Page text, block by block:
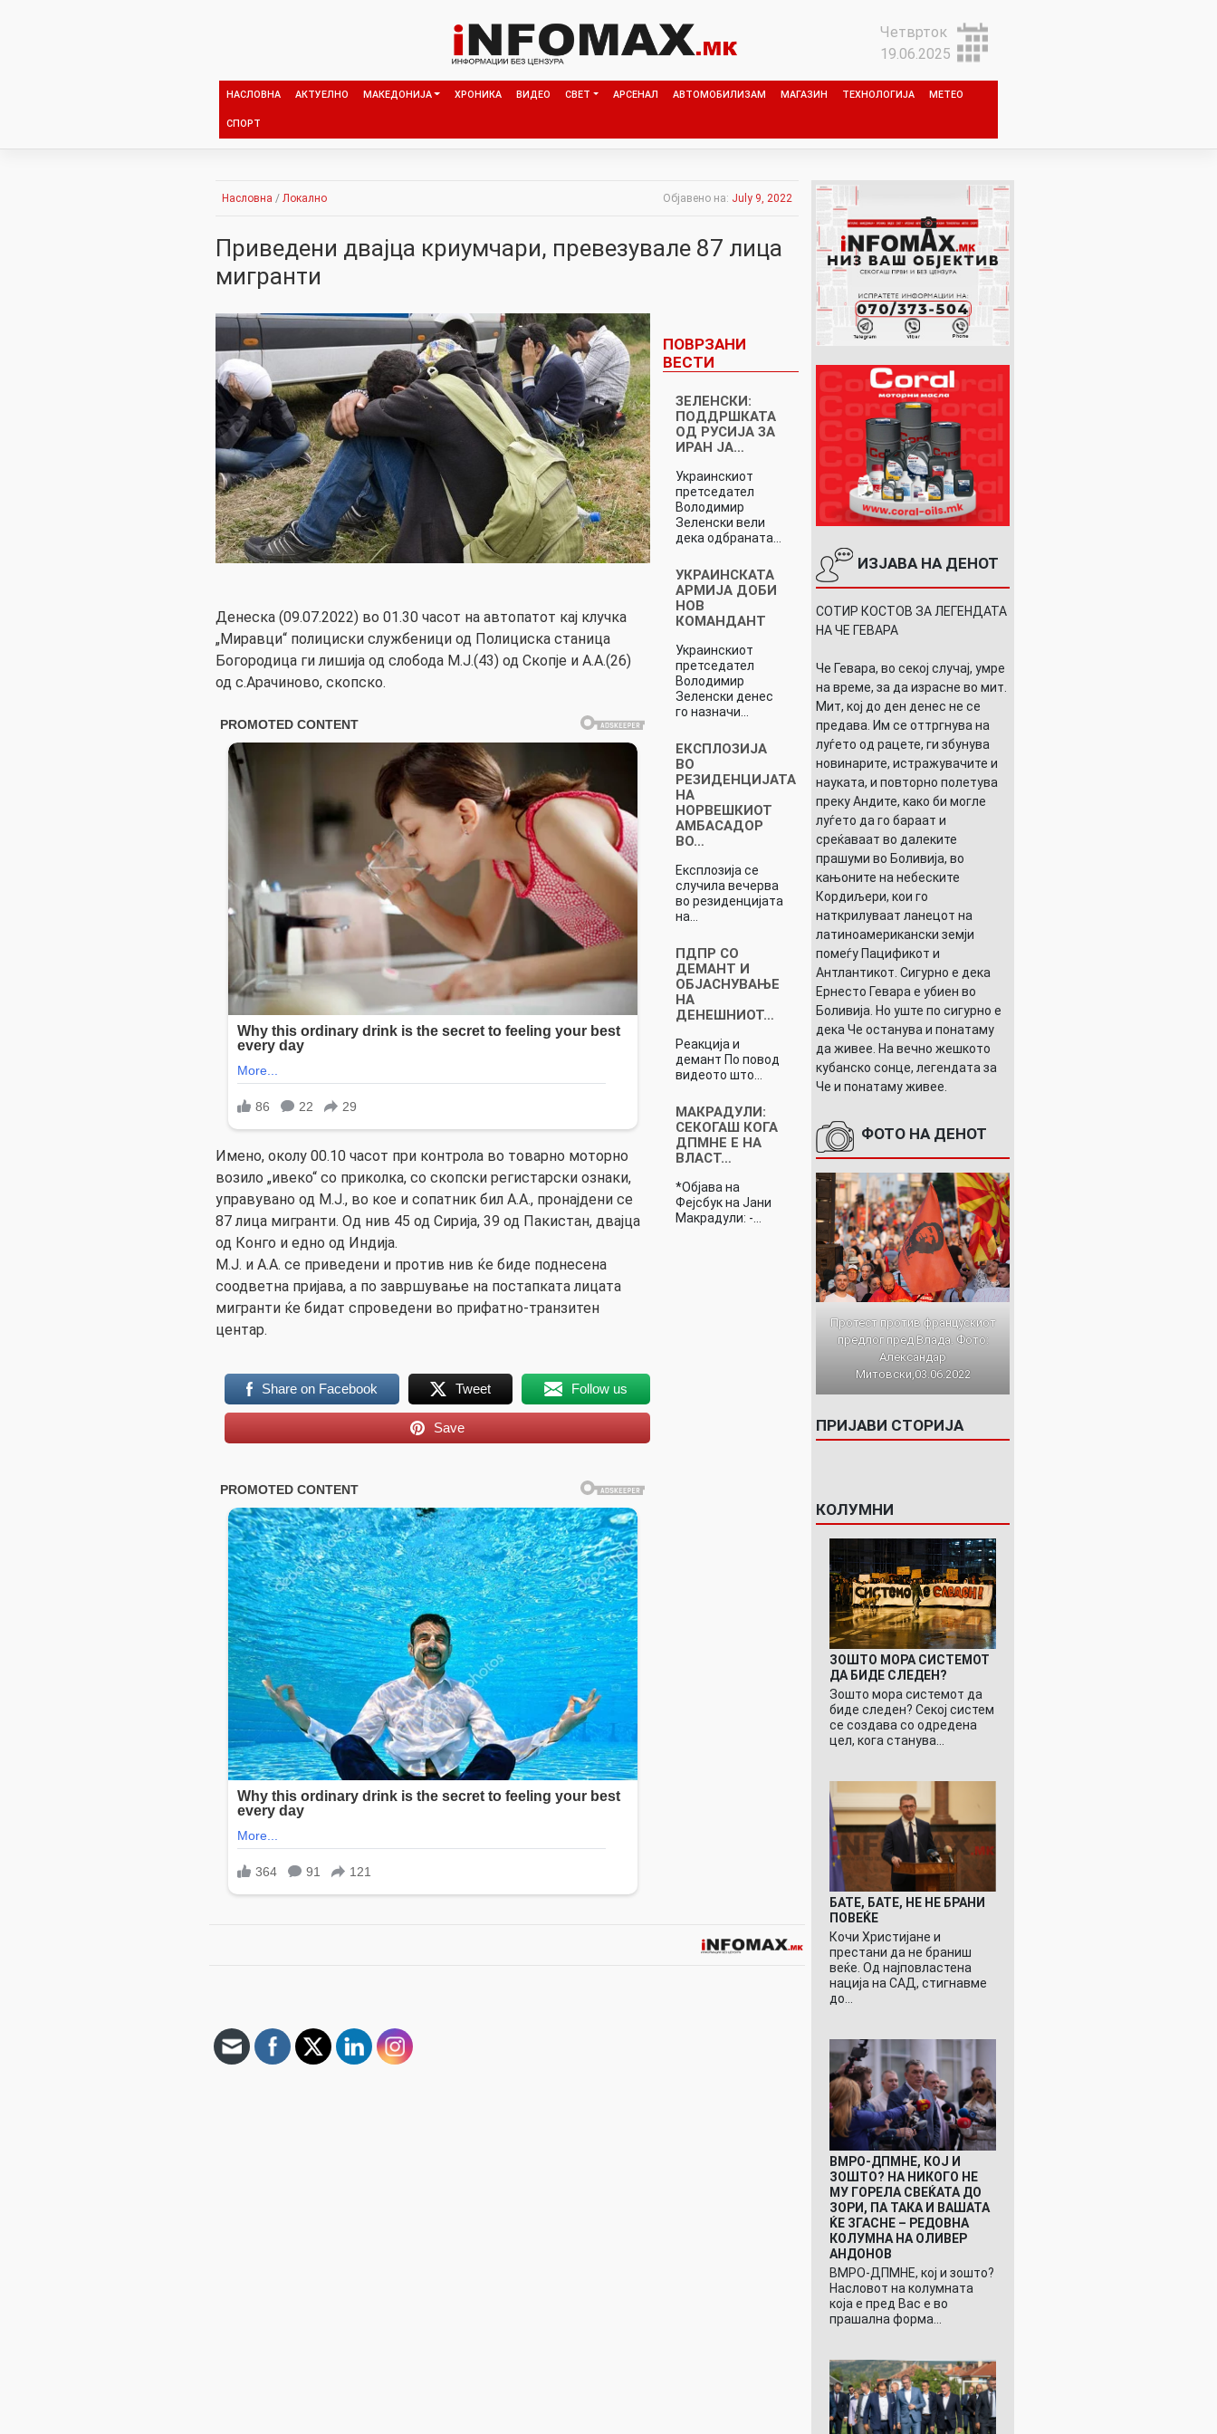
Четврток
19.06.2025
НАСЛОВНА АКТУЕЛНО МАКЕДОНИЈА ХРОНИКА ВИДЕО СВЕТ АРСЕНАЛ АВТОМОБИЛИЗАМ МАГАЗИН ТЕХНОЛОГИЈА МЕТЕО
СПОРТ
Насловна / Локално Објавено на: July 9, 2022
Приведени двајца криумчари, превезувале 87 лица
мигранти
Денеска (09.07.2022) во 01.30 часот на автопатот кај клучка
„Миравци“ полициски службеници од Полициска станица
Богородица ги лишија од слобода М.Ј.(43) од Скопје и А.А.(26)
од с.Арачиново, скопско.
Имено, околу 00.10 часот при контрола во товарно моторно
возило „ивеко“ со приколка, со скопски регистарски ознаки,
управувано од М.Ј., во кое и сопатник бил А.А., пронајдени се
87 лица мигранти. Од нив 45 од Сирија, 39 од Пакистан, двајца
од Конго и едно од Индија.
М.Ј. и А.А. се приведени и против нив ќе биде поднесена
соодветна пријава, а по завршување на постапката лицата
мигранти ќе бидат спроведени во прифатно-транзитен
центар.
Share on Facebook Tweet Follow us
Save
ПОВРЗАНИ
ВЕСТИ
ЗЕЛЕНСКИ:
ПОДДРШКАТА
ОД РУСИЈА ЗА
ИРАН ЈА…
Украинскиот
претседател
Володимир
Зеленски вели
дека одбраната…
УКРАИНСКАТА
АРМИЈА ДОБИ
НОВ
КОМАНДАНТ
Украинскиот
претседател
Володимир
Зеленски денес
го назначи…
ЕКСПЛОЗИЈА
ВО
РЕЗИДЕНЦИЈАТА
НА
НОРВЕШКИОТ
АМБАСАДОР
ВО…
Експлозија се
случила вечерва
во резиденцијата
на…
ПДПР СО
ДЕМАНТ И
ОБЈАСНУВАЊЕ
НА
ДЕНЕШНИОТ…
Реакција и
демант По повод
видеото што…
МАКРАДУЛИ:
СЕКОГАШ КОГА
ДПМНЕ Е НА
ВЛАСТ…
*Објава на
Фејсбук на Јани
Макрадули: -…
ИЗЈАВА НА ДЕНОТ
СОТИР КОСТОВ ЗА ЛЕГЕНДАТА
НА ЧЕ ГЕВАРА
Че Гевара, во секој случај, умре
на време, за да израсне во мит.
Мит, кој до ден денес не се
предава. Им се оттргнува на
луѓето од рацете, ги збунува
новинарите, истражувачите и
науката, и повторно полетува
преку Андите, како би могле
луѓето да го бараат и
среќаваат во далеките
прашуми во Боливија, во
кањоните на небеските
Кордиљери, кои го
наткрилуваат ланецот на
латиноамерикански земји
помеѓу Пацификот и
Антлантикот. Сигурно е дека
Ернесто Гевара е убиен во
Боливија. Но уште по сигурно е
дека Че останува и понатаму
да живее. На вечно жешкото
кубанско сонце, легендата за
Че и понатаму живее.
ФОТО НА ДЕНОТ
Протест против францускиот
предлог пред Влада. Фото:
Александар
Митовски,03.06.2022
ПРИЈАВИ СТОРИЈА
КОЛУМНИ
ЗОШТО МОРА СИСТЕМОТ
ДА БИДЕ СЛЕДЕН?
Зошто мора системот да
биде следен? Секој систем
се создава со одредена
цел, кога станува…
БАТЕ, БАТЕ, НЕ НЕ БРАНИ
ПОВЕЌЕ
Кочи Христијане и
престани да не браниш
веќе. Од најповластена
нација на САД, стигнавме
до…
ВМРО-ДПМНЕ, КОЈ И
ЗОШТО? НА НИКОГО НЕ
МУ ГОРЕЛА СВЕЌАТА ДО
ЗОРИ, ПА ТАКА И ВАШАТА
ЌЕ ЗГАСНЕ – РЕДОВНА
КОЛУМНА НА ОЛИВЕР
АНДОНОВ
ВМРО-ДПМНЕ, кој и зошто?
Насловот на колумната
која е пред Вас е во
прашална форма…